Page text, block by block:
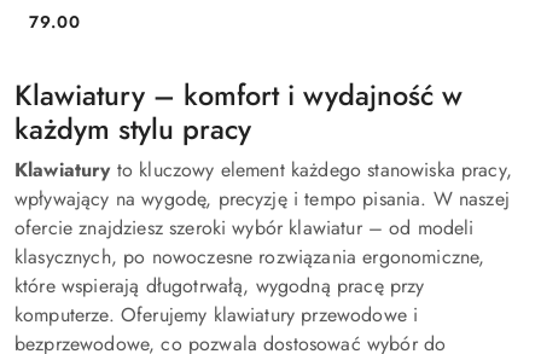
Cena:
79.00
Klawiatury – komfort i wydajność w
każdym stylu pracy
Klawiaturyto kluczowy element każdego stanowiska pracy,
wpływający na wygodę, precyzję i tempo pisania. W naszej
ofercie znajdziesz szeroki wybór klawiatur – od modeli
klasycznych, po nowoczesne rozwiązania ergonomiczne,
które wspierają długotrwałą, wygodną pracę przy
komputerze. Oferujemy klawiatury przewodowe i
bezprzewodowe, co pozwala dostosować wybór do